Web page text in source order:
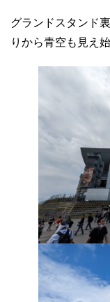
グランドスタンド
りから青空も見え